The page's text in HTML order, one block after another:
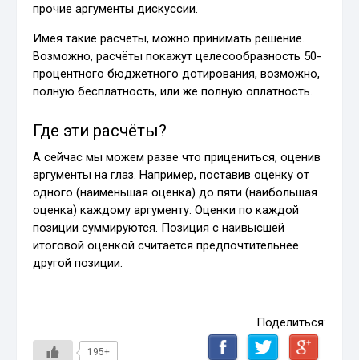
прочие аргументы дискуссии.
Имея такие расчёты, можно принимать решение.
Возможно, расчёты покажут целесообразность 50-
процентного бюджетного дотирования, возможно,
полную бесплатность, или же полную оплатность.
Где эти расчёты?
А сейчас мы можем разве что прицениться, оценив
аргументы на глаз. Например, поставив оценку от
одного (наименьшая оценка) до пяти (наибольшая
оценка) каждому аргументу. Оценки по каждой
позиции суммируются. Позиция с наивысшей
итоговой оценкой считается предпочтительнее
другой позиции.
Поделиться:
195+